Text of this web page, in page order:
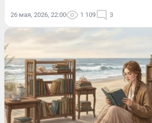
26 мая, 2026, 22:00 1 109 3